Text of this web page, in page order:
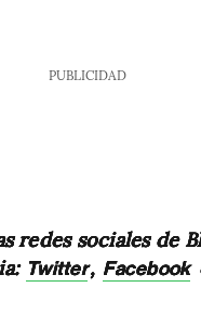
PUBLICIDAD
redes sociales de
Twitter, Facebook